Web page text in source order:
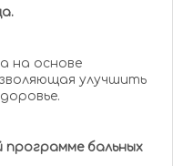
улучшить
программе бальных